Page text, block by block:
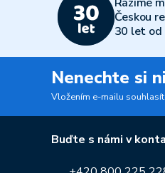
Českou
30 let od
Nenechte si
Vložením e-mailu
Buďte s námi v